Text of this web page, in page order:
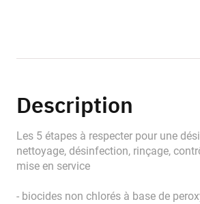
Description
Les 5 étapes à respecter pour une
nettoyage, désinfection, rinçage,
mise en service
- biocides non chlorés à base de